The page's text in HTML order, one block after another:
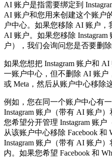
AI 账户是指需要绑定到
AI 账户和您用来创建这个账户
户中心。如果您移除 AI 账户
AI 账户。如果您移除
户），我们会询问您是否要删除
如果您想把 Instagram 账户和
一账户中心，但不删除 AI 账户
或 Meta，然后从账户中心移除
例如，您在同一个账户中心有
Instagram 账户（带有 AI 账户
您希望分开管理 Instagram 账
从该账户中心移除 Facebook 和
Instagram 账户（带有 AI 账户
内。如果您希望 Facebook 和